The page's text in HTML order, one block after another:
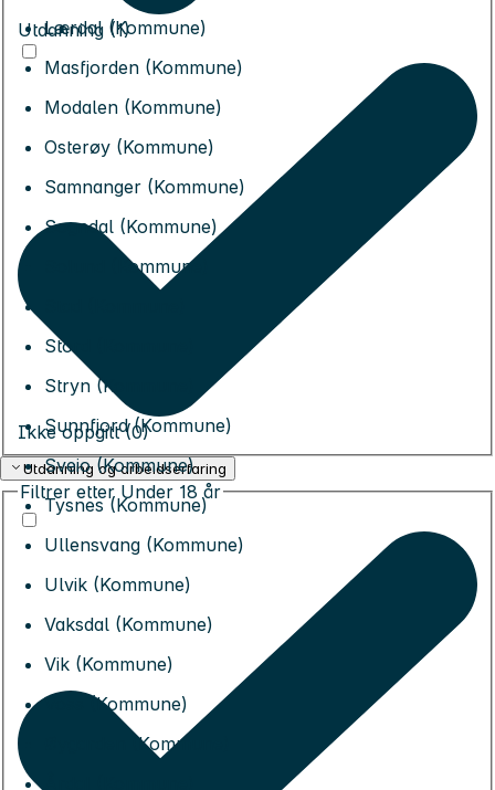
Lærdal (Kommune)
Masfjorden (Kommune)
Modalen (Kommune)
Osterøy (Kommune)
Samnanger (Kommune)
Sogndal (Kommune)
Solund (Kommune)
Stord (Kommune)
Stryn (Kommune)
Sunnfjord (Kommune)
Sveio (Kommune)
Tysnes (Kommune)
Ullensvang (Kommune)
Ulvik (Kommune)
Vaksdal (Kommune)
Vik (Kommune)
Voss (Kommune)
Øygarden (Kommune)
Utdanning (1)
Ikke oppgitt (0)
Utdanning og arbeidserfaring
Filtrer etter Under 18 år